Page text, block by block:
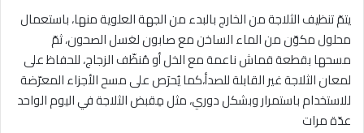
يتمّ تنظيف الثلاجة من الخارج بالبدء من الجهة العلوية منها، باستعمال
محلول مكوّن من الماء الساخن مع صابون لغسل الصحون، ثمّ
مسحها بقطعة قماش ناعمة مع الخل أو مُنظّف الزجاج، للحفاظ على
لمعان الثلاجة غير القابلة للصدأ،كما يُحرَص على مسح الأجزاء المعرّضة
للاستخدام باستمرار وبشكل دوري، مثل مِقبض الثلاجة في اليوم الواحد
عدّة مرات